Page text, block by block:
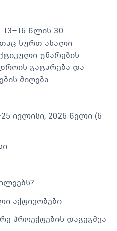
13–16 წლის 30
სურთ ახალი
უნარების
გატარება და
მიღება.
ივლისი, 2026 წელი (6
აქტივობები
პროექტების დაგეგმვა